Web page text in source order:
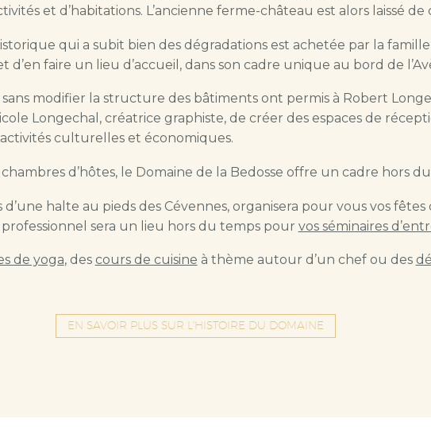
et d’habitations. L’ancienne ferme-château est alors laissé de
qui a subit bien des dégradations est achetée par la
faire un lieu d’accueil, dans son cadre unique au bord de
modifier la structure des bâtiments ont permis à Robert
Longechal, créatrice graphiste, de créer des espaces de
culturelles et économiques.
d’hôtes, le Domaine de la Bedosse offre un cadre hors
halte au pieds des Cévennes, organisera pour vous vos fêtes
sera un lieu hors du temps pour vos séminaires
de yoga, des cours de cuisine à thème autour d’un chef ou des
EN SAVOIR PLUS SUR L'HISTOIRE DU DOMAINE